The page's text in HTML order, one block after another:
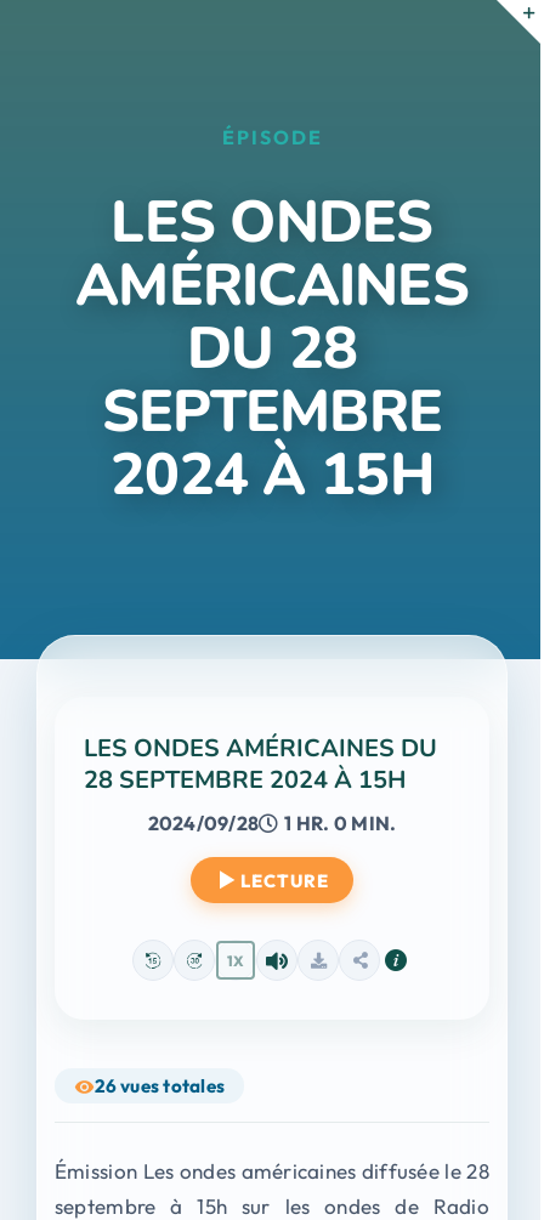
ÉPISODE
LES ONDES
AMÉRICAINES
DU 28
SEPTEMBRE
2024 À 15H
LES ONDES AMÉRICAINES DU
28 SEPTEMBRE 2024 À 15H
2024/09/28 1 HR. 0 MIN.
LECTURE
1X
26vues totales
Émission Les ondes américaines diffusée le 28
septembre à 15h sur les ondes de Radio